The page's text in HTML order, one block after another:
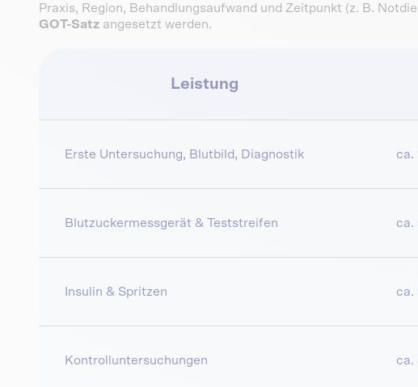
Praxis, Region, Behandlungsaufwand und Zeitpunkt (z. B.
GOT-Satz angesetzt werden.
Leistung
Erste Untersuchung, Blutbild, Diagnostik ca.
Blutzuckermessgerät & Teststreifen ca.
Insulin & Spritzen ca.
Kontrolluntersuchungen ca.